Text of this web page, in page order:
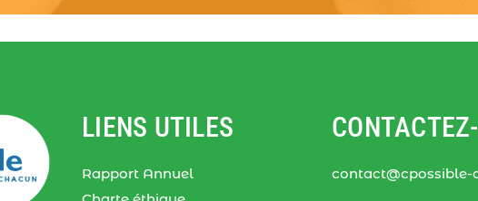
LIENS UTILES
Rapport Annuel
contact@cpossible-